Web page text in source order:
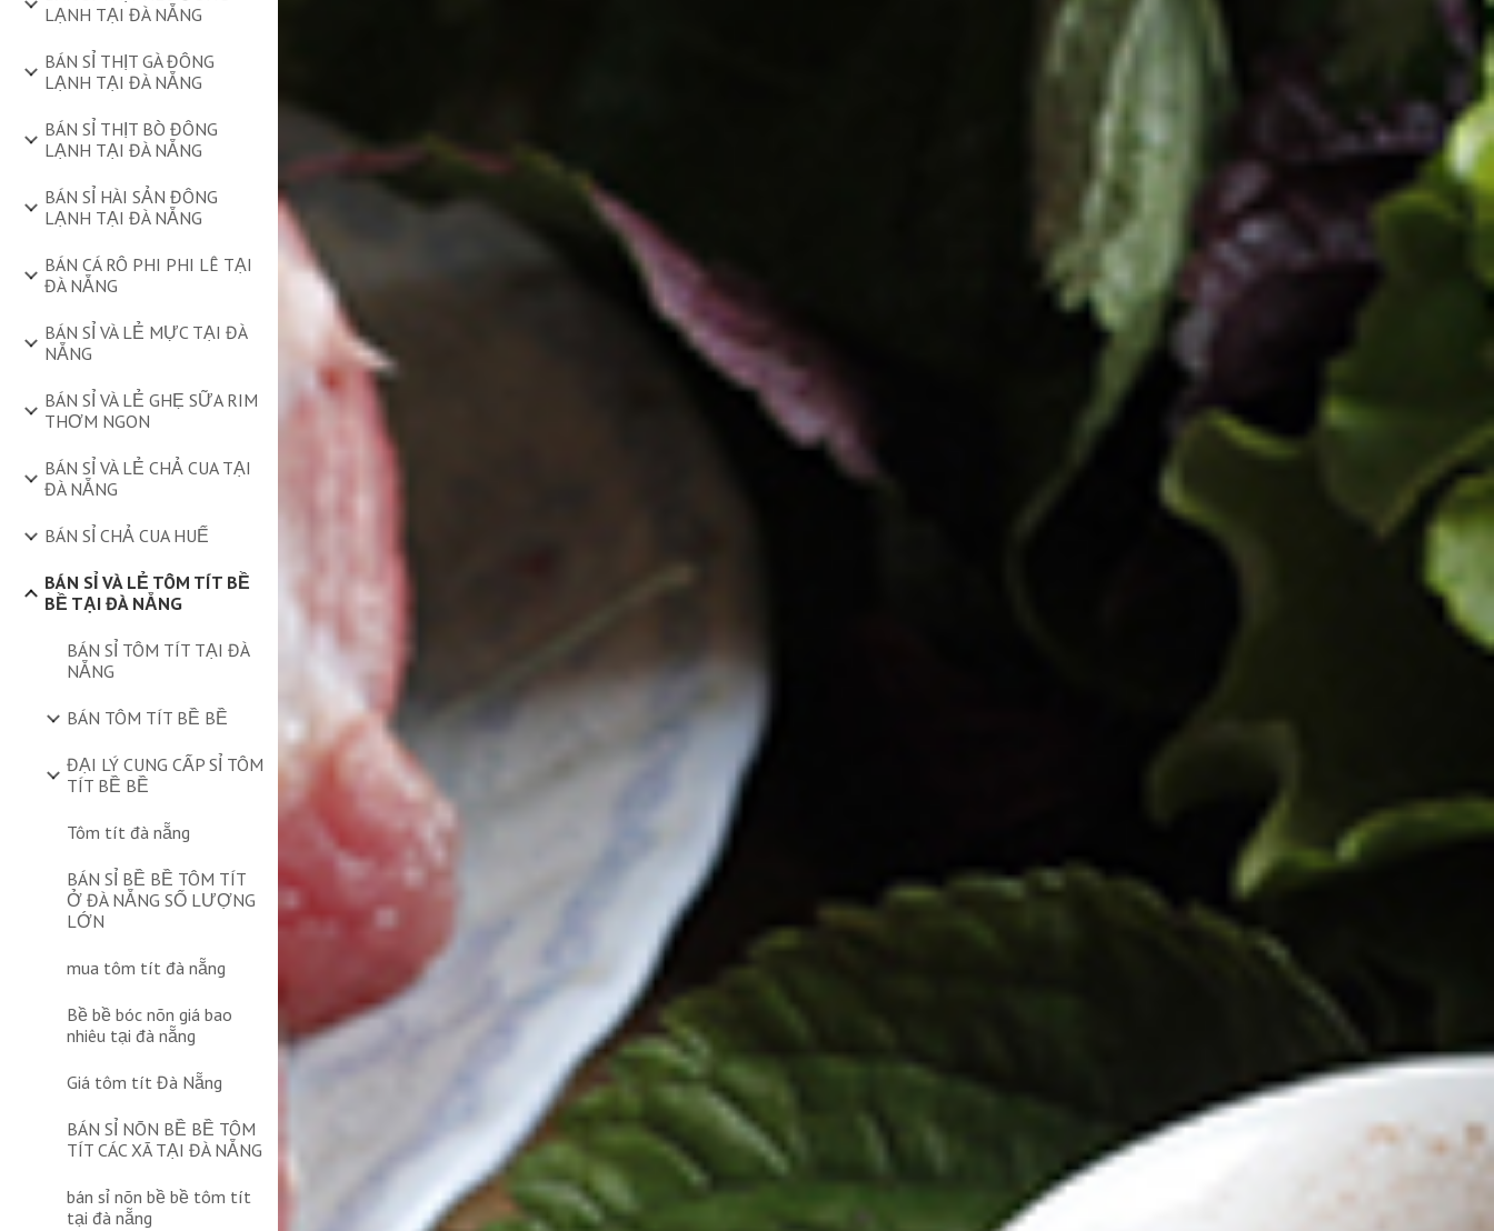
LẠNH TẠI ĐÀ NẴNG
BÁN SỈ THỊT GÀ ĐÔNG
LẠNH TẠI ĐÀ NẴNG
BÁN SỈ THỊT BÒ ĐÔNG
LẠNH TẠI ĐÀ NẴNG
BÁN SỈ HÀI SẢN ĐÔNG
LẠNH TẠI ĐÀ NẴNG
BÁN CÁ RÔ PHI PHI LÊ TẠI
ĐÀ NẴNG
BÁN SỈ VÀ LẺ MỰC TẠI ĐÀ
NẴNG
BÁN SỈ VÀ LẺ GHẸ SỮA RIM
THƠM NGON
BÁN SỈ VÀ LẺ CHẢ CUA TẠI
ĐÀ NẴNG
BÁN SỈ CHẢ CUA HUẾ
BÁN SỈ VÀ LẺ TÔM TÍT BỀ
BỀ TẠI ĐÀ NẴNG
BÁN SỈ TÔM TÍT TẠI ĐÀ
NẴNG
BÁN TÔM TÍT BỀ BỀ
ĐẠI LÝ CUNG CẤP SỈ TÔM
TÍT BỀ BỀ
Tôm tít đà nẵng
BÁN SỈ BỀ BỀ TÔM TÍT
Ở ĐÀ NẴNG SỐ LƯỢNG
LỚN
mua tôm tít đà nẵng
Bề bề bóc nõn giá bao
nhiêu tại đà nẵng
Giá tôm tít Đà Nẵng
BÁN SỈ NÕN BỀ BỀ TÔM
TÍT CÁC XÃ TẠI ĐÀ NẴNG
bán sỉ nõn bề bề tôm tít
tại đà nẵng